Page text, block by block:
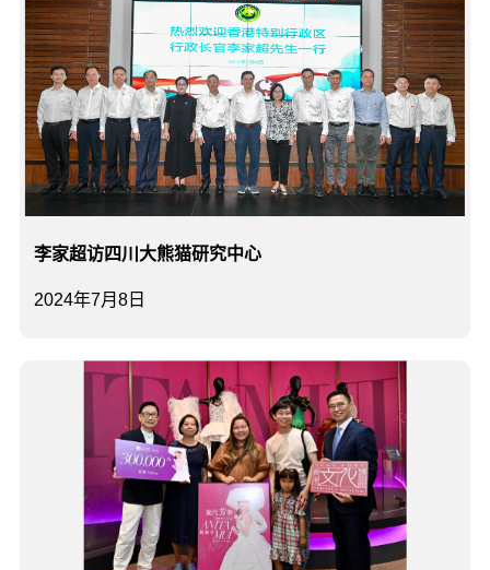
2024年7月8日
李家超访四川大熊猫研究中心